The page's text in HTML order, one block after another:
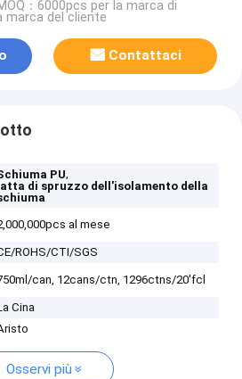
：6000pcs per la marca di
marca del cliente
Contattaci
PU,
latta di spruzzo dell'isolamento della
al mese
ROHS/CTI/SGS
can, 12cans/ctn, 1296ctns/20'fcl
Cina
Osservi più